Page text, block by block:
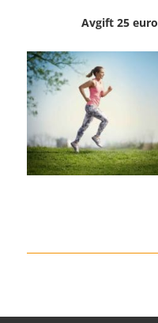
Avgift 25 euro